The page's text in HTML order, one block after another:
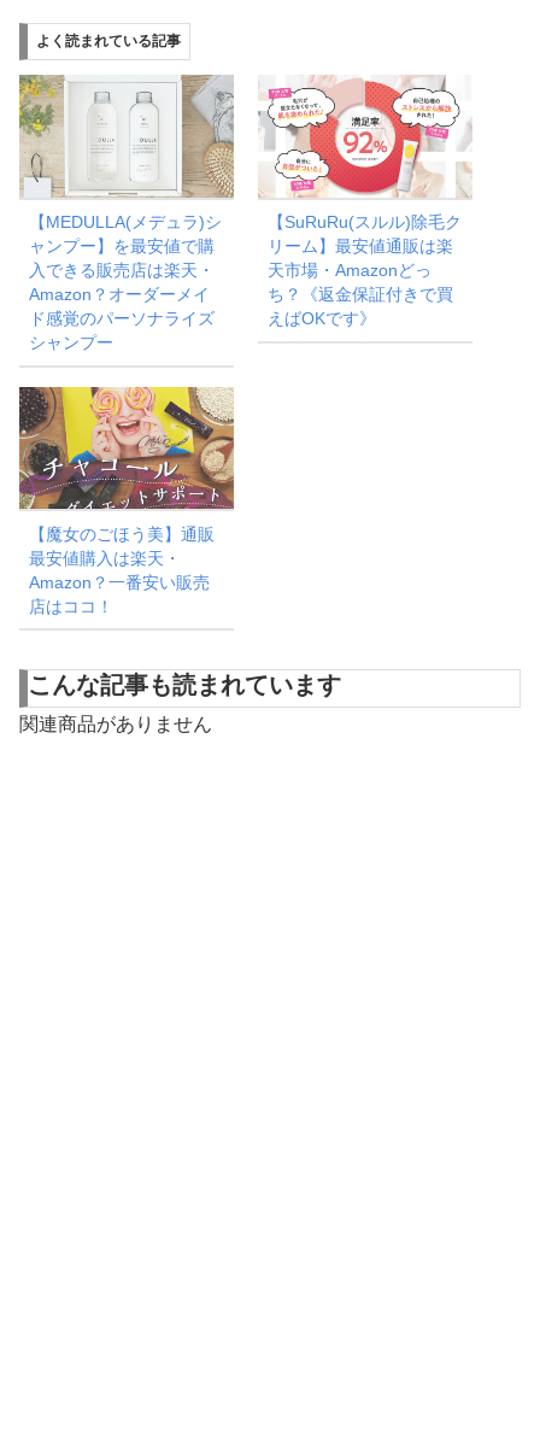
よく読まれている記事
【MEDULLA(メデュラ)シ
ャンプー】を最安値で購
入できる販売店は楽天・
Amazon？オーダーメイ
ド感覚のパーソナライズ
シャンプー
【SuRuRu(スルル)除毛ク
リーム】最安値通販は楽
天市場・Amazonどっ
ち？《返金保証付きで買
えばOKです》
【魔女のごほう美】通販
最安値購入は楽天・
Amazon？一番安い販売
店はココ！
こんな記事も読まれています
関連商品がありません